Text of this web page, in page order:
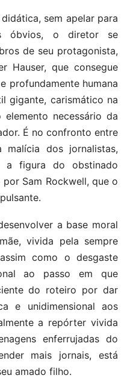
sem apelar para
óbvios, o diretor se
de seu protagonista,
Hauser, que consegue
profundamente humana
gigante, carismático na
necessário da
É no confronto entre
dos jornalistas,
a figura do obstinado
Sam Rockwell, que o
a base moral
vivida pela sempre
como o desgaste
ao passo em que
do roteiro por dar
e unidimensional aos
a repórter vivida
enferrujadas do
mais jornais, está
amado filho.